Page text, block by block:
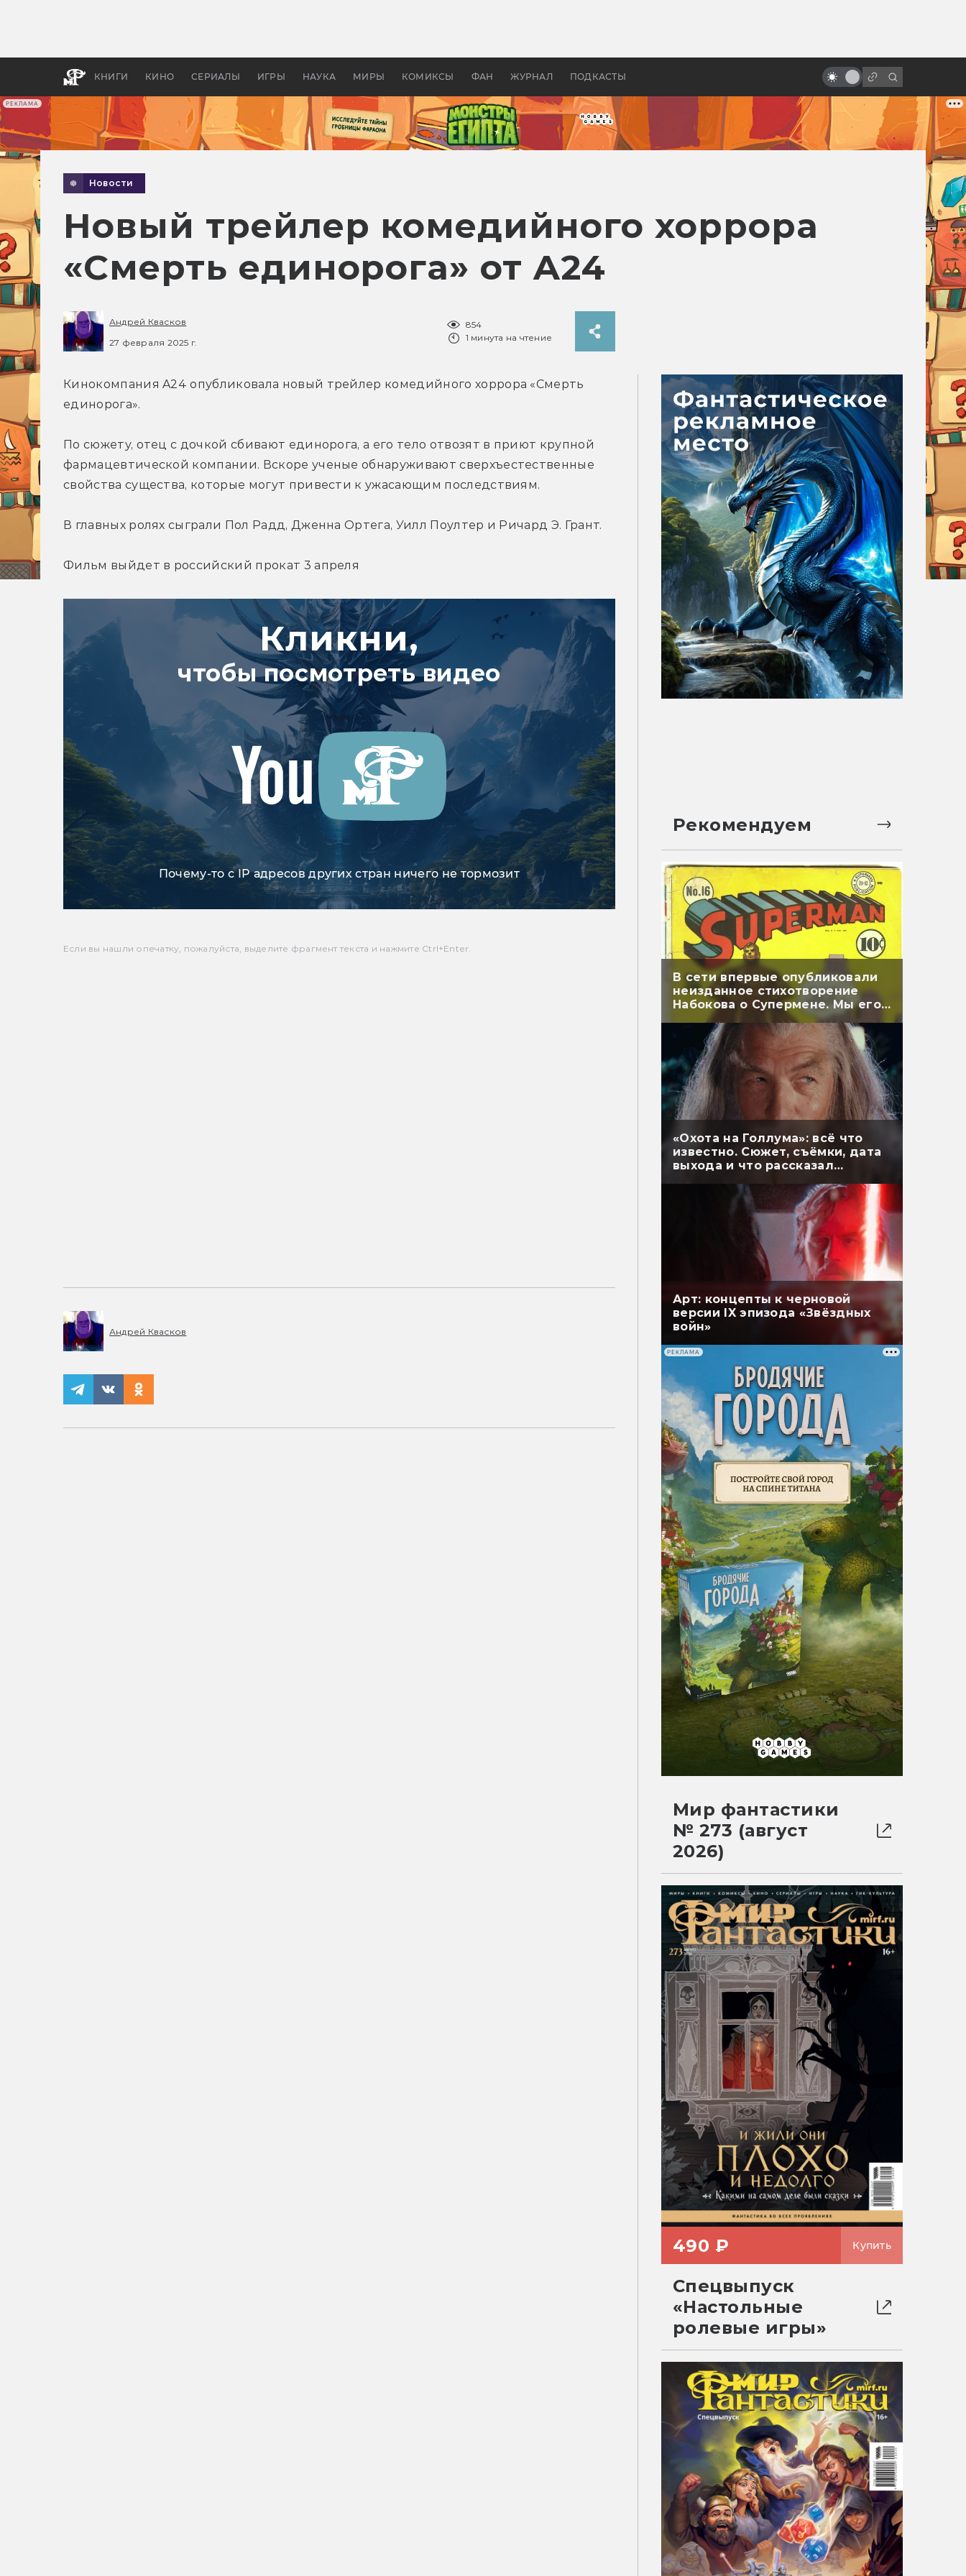
РЕКЛАМА
КНИГИ КИНО СЕРИАЛЫ ИГРЫ НАУКА МИРЫ КОМИКСЫ ФАН ЖУРНАЛ ПОДКАСТЫ
апокалипсис, в России —
бы «Властелина колец»
из Европы, которых вы,
возможно, не видели
Новости
Новый трейлер комедийного хоррора
«Смерть единорога» от A24
Андрей Квасков
27 февраля 2025 г.
854
1 минута на чтение
Кинокомпания A24 опубликовала новый трейлер комедийного хоррора «Смерть
единорога».
По сюжету, отец с дочкой сбивают единорога, а его тело отвозят в приют крупной
фармацевтической компании. Вскоре ученые обнаруживают сверхъестественные
свойства существа, которые могут привести к ужасающим последствиям.
В главных ролях сыграли Пол Радд, Дженна Ортега, Уилл Поултер и Ричард Э. Грант.
Фильм выйдет в российский прокат 3 апреля
Кликни,
чтобы посмотреть видео
Почему-то с IP адресов других стран ничего не тормозит
Если вы нашли опечатку, пожалуйста, выделите фрагмент текста и нажмите Ctrl+Enter.
Андрей Квасков
Рекомендуем
В сети впервые опубликовали
неизданное стихотворение
Набокова о Супермене. Мы его
перевели
«Охота на Голлума»: всё что
известно. Сюжет, съёмки, дата
выхода и что рассказал
Арт: концепты к черновой
версии IX эпизода «Звёздных
войн»
РЕКЛАМА
Мир фантастики
№ 273 (август
2026)
490 ₽ Купить
Спецвыпуск
«Настольные
ролевые игры»